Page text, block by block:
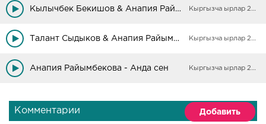
Кылычбек Бекишов & Анапия Райымбекова - Ашыктык ыры Кыргызча ырлар 2025
Талант Сыдыков & Анапия Райымбекова - Кыз узатуу Кыргызча ырлар 2025
Анапия Райымбекова - Анда сен Кыргызча ырлар 2025
Комментарии Добавить